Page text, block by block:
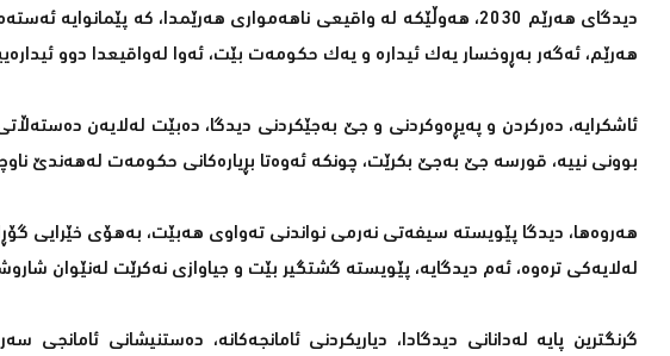
دیدگای هەرێم 2030، هەوڵێکە لە واقیعی ناهەمواری هەرێمدا، کە
هەرێم، ئەگەر بەڕوخسار یەک ئیدارە و یەک حکومەت بێت، ئەوا لەواقیعدا دوو
ئاشکرایە، دەرکردن و پەیڕەوکردنی و جێ بەجێکردنی دیدگا، دەبێت لەلایەن
بوونی نییە، قورسە جێ بەجێ بکرێت، چونکە ئەوەتا بڕیارەکانی حکومەت لەهەندێ
هەروەها، دیدگا پێویستە سیفەتی نەرمی نواندنی تەواوی هەبێت، بەهۆی خێرایی
لەلایەکی ترەوە، ئەم دیدگایە، پێویستە گشتگیر بێت و جیاوازی نەکرێت لەنێوان
گرنگترین پایە لەدانانی دیدگادا، دیاریکردنی ئامانجەکانە، دەستنیشانی